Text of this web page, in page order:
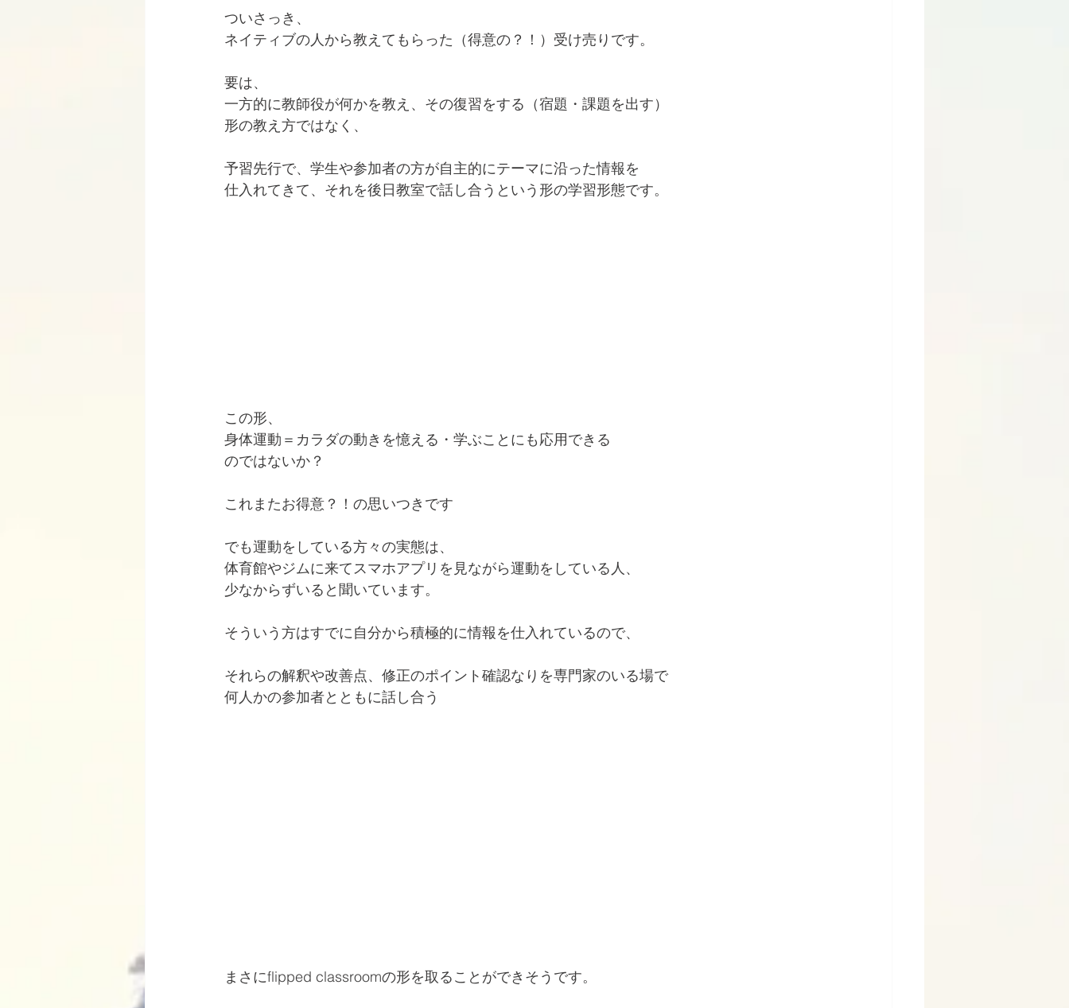
ついさっき、
ネイティブの人から教えてもらった（得意の？！）受け売りです。
要は、
一方的に教師役が何かを教え、その復習をする（宿題・課題を出す）
形の教え方ではなく、
予習先行で、学生や参加者の方が自主的にテーマに沿った情報を
仕入れてきて、それを後日教室で話し合うという形の学習形態です。
この形、
身体運動＝カラダの動きを憶える・学ぶことにも応用できる
のではないか？
これまたお得意？！の思いつきです
でも運動をしている方々の実態は、
体育館やジムに来てスマホアプリを見ながら運動をしている人、
少なからずいると聞いています。
そういう方はすでに自分から積極的に情報を仕入れているので、
それらの解釈や改善点、修正のポイント確認なりを専門家のいる場で
何人かの参加者とともに話し合う
まさにflipped classroomの形を取ることができそうです。